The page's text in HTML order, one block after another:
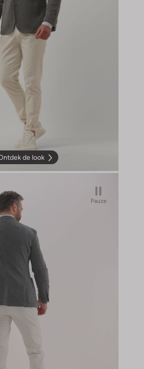
de look
Pauze